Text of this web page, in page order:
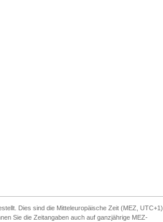
Dies sind die Mitteleuropäische Zeit (MEZ, UTC+1)
Sie die Zeitangaben auch auf ganzjährige MEZ-